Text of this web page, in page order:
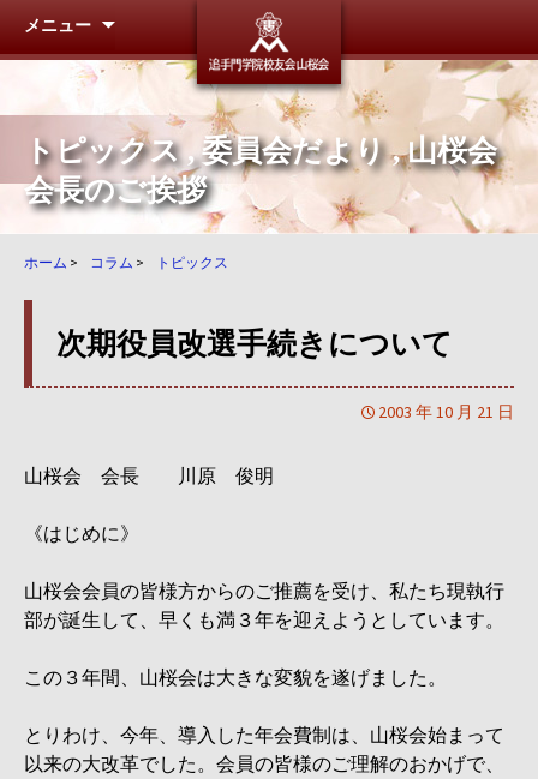
追手門学
メニュー
トピックス,委員会だより,山桜会
会長のご挨拶
ホーム > コラム > トピックス
次期役員改選手続きについて
2003 年 10 月 21 日
山桜会 会長 川原 俊明
《はじめに》
山桜会会員の皆様方からのご推薦を受け、私たち現執行
部が誕生して、早くも満３年を迎えようとしています。
この３年間、山桜会は大きな変貌を遂げました。
とりわけ、今年、導入した年会費制は、山桜会始まって
以来の大改革でした。会員の皆様のご理解のおかげで、